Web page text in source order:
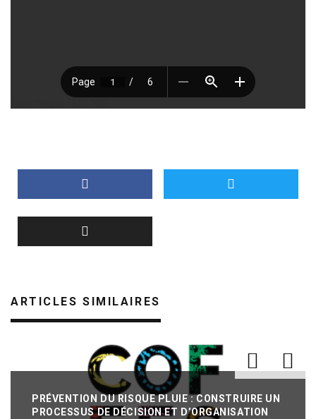
ARTICLES SIMILAIRES
PRÉVENTION DU RISQUE PLUIE : CONSTRUIRE UN
PROCESSUS DE DÉCISION ET D’ORGANISATION